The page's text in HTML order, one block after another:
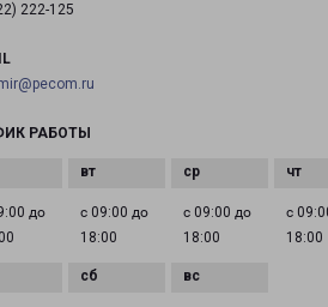
222-125
РАБОТЫ
до
с 09:00 до
18:00
с 09:00 до
18:00
с
18:00